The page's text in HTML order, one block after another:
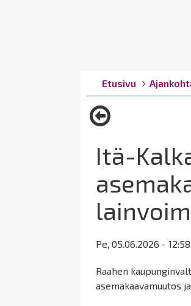
Breadcrumbs
You
are
here:
Etusivu
Itä-
Pe, 05.06.2026 - 12:58
Raahen
asemakaavamuutos